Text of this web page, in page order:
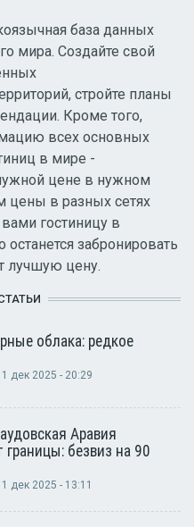
база данных
мира. Создайте свой
стройте планы
Кроме того,
всех основных
в мире -
цене в нужном
цены в разных сетях
гостиницу в
забронировать
лучшую цену.
облака: редкое
1 дек 2025 - 20:29
Аравия
безвиз на 90
1 дек 2025 - 13:11